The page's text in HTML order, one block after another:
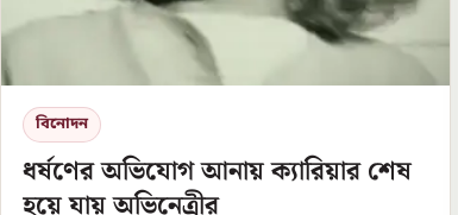
বিনোদন
ধর্ষণের অভিযোগ আনায় ক্যারিয়ার শেষ
হয়ে যায় অভিনেত্রীর